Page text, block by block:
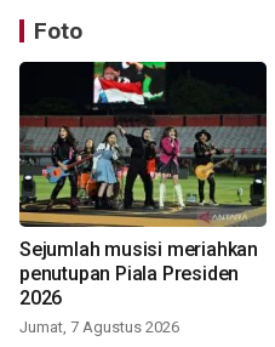
Foto
Sejumlah musisi meriahkan
penutupan Piala Presiden
2026
Jumat, 7 Agustus 2026